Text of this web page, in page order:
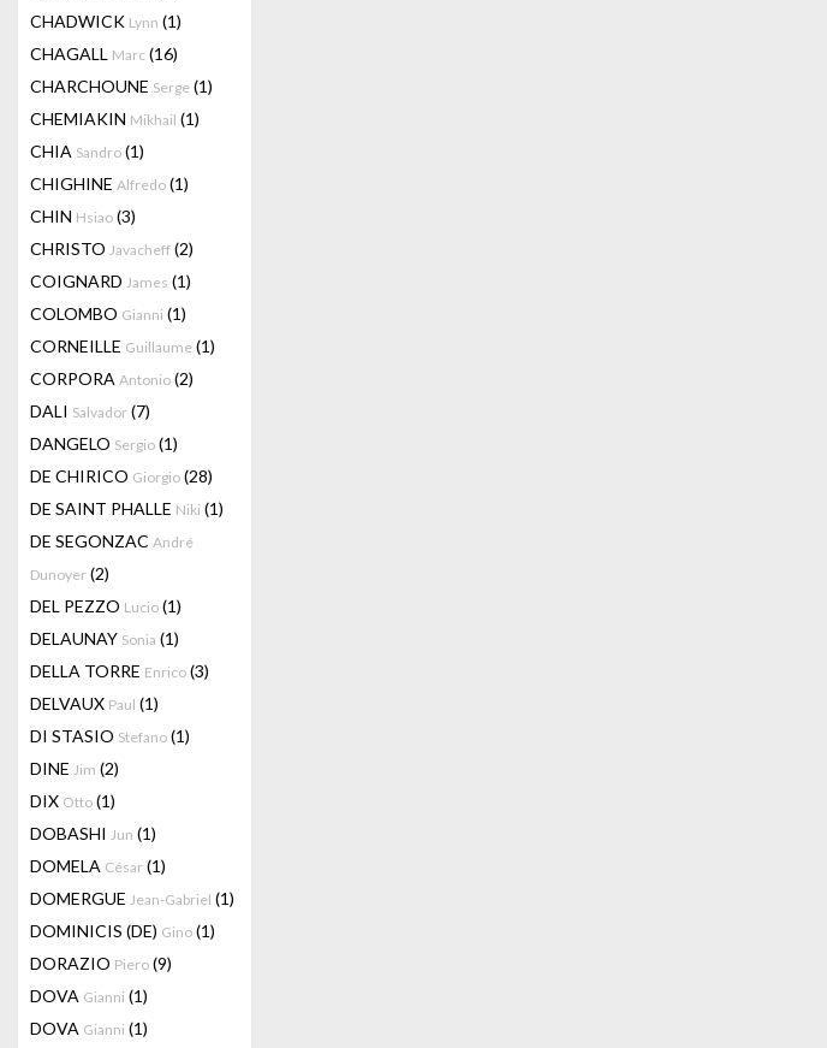
CHADWICK Lynn (1)
CHAGALL Marc (16)
CHARCHOUNE Serge (1)
CHEMIAKIN Mikhail (1)
CHIA Sandro (1)
CHIGHINE Alfredo (1)
CHIN Hsiao (3)
CHRISTO Javacheff (2)
COIGNARD James (1)
COLOMBO Gianni (1)
CORNEILLE Guillaume (1)
CORPORA Antonio (2)
DALI Salvador (7)
DANGELO Sergio (1)
DE CHIRICO Giorgio (28)
DE SAINT PHALLE Niki (1)
DE SEGONZAC André
Dunoyer (2)
DEL PEZZO Lucio (1)
DELAUNAY Sonia (1)
DELLA TORRE Enrico (3)
DELVAUX Paul (1)
DI STASIO Stefano (1)
DINE Jim (2)
DIX Otto (1)
DOBASHI Jun (1)
DOMELA César (1)
DOMERGUE Jean-Gabriel (1)
DOMINICIS (DE) Gino (1)
DORAZIO Piero (9)
DOVA Gianni (1)
DOVA Gianni (1)